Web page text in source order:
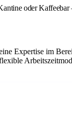
oder
Expertise im